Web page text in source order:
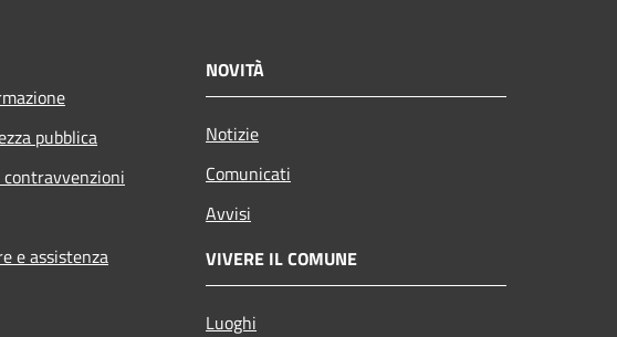
pubblica
e assistenza
NOVITÀ
Notizie
Comunicati
Avvisi
VIVERE IL COMUNE
Luoghi